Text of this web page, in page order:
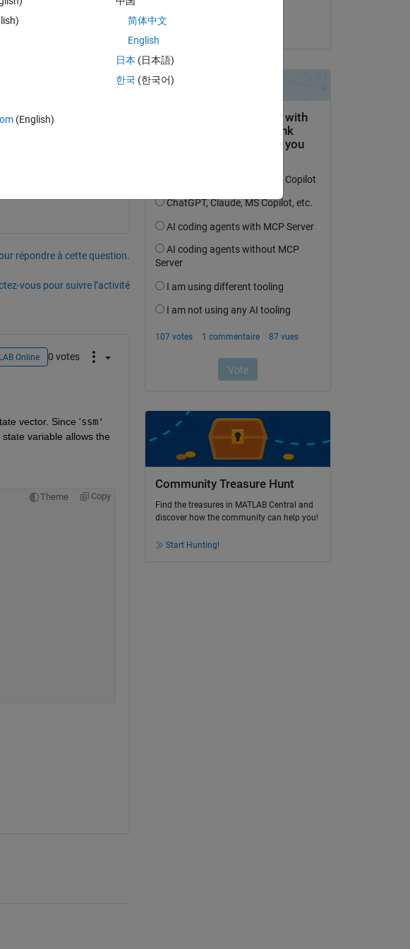
is a constant (drift)?
répondre à cette question.
vous pour suivre l’activité
Online 0 votes
vector. Since 'ssm'
variable allows the
Theme Copy
le 25 Mar 2025
Community Treasure Hunt
Find the treasures in MATLAB Central and
discover how the community can help you!
Start Hunting!
(English)
简体中文
English
日本 (日本語)
한국 (한국어)